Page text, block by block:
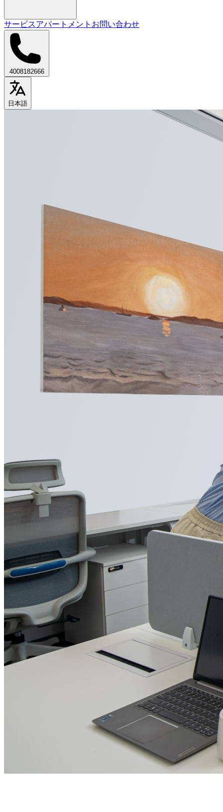
サービスアパートメント お問い合わせ
4008182666
日本語